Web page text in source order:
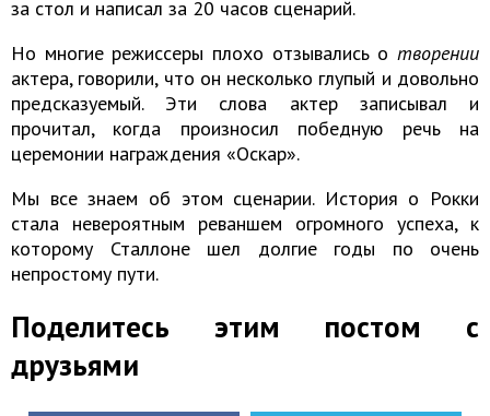
за стол и написал за 20 часов сценарий.
Но многие режиссеры плохо отзывались о творении
актера, говорили, что он несколько глупый и довольно
предсказуемый. Эти слова актер записывал и
прочитал, когда произносил победную речь на
церемонии награждения «Оскар».
Мы все знаем об этом сценарии. История о Рокки
стала невероятным реваншем огромного успеха, к
которому Сталлоне шел долгие годы по очень
непростому пути.
Поделитесь этим постом с
друзьями